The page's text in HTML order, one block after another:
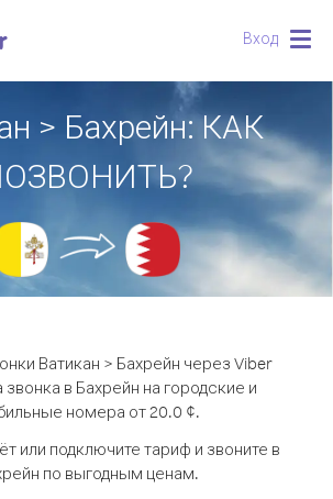
Вход
> Бахрейн: КАК
Ватикан > Бахрейн через Viber
звонка в Бахрейн на городские и
номера от 20.0 ¢.
или подключите тариф и звоните в
по выгодным ценам.